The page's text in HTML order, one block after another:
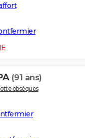
(91 ans)
obsèques